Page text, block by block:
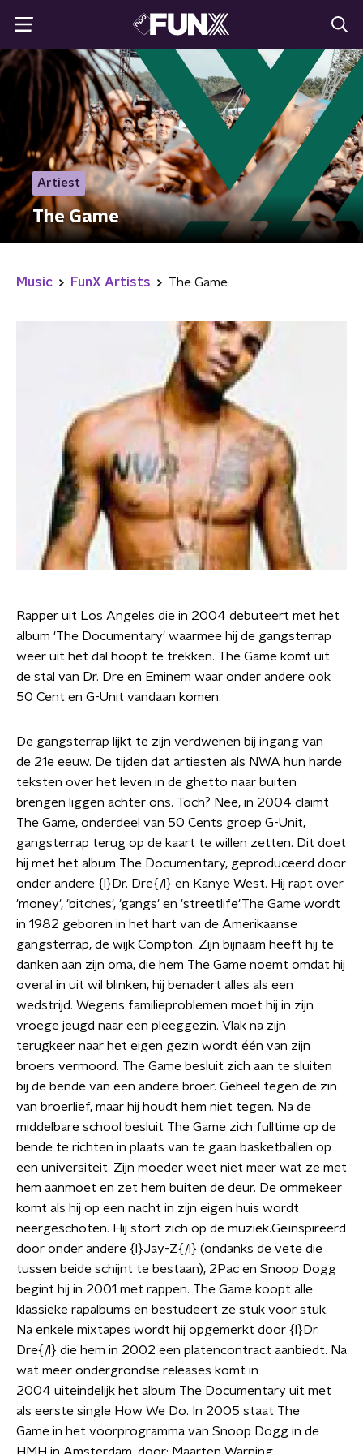
Artiest
The Game
Music FunX Artists The Game
Rapper uit Los Angeles die in 2004 debuteert met het
album 'The Documentary' waarmee hij de gangsterrap
weer uit het dal hoopt te trekken. The Game komt uit
de stal van Dr. Dre en Eminem waar onder andere ook
50 Cent en G-Unit vandaan komen.
De gangsterrap lijkt te zijn verdwenen bij ingang van
de 21e eeuw. De tijden dat artiesten als NWA hun harde
teksten over het leven in de ghetto naar buiten
brengen liggen achter ons. Toch? Nee, in 2004 claimt
The Game, onderdeel van 50 Cents groep G-Unit,
gangsterrap terug op de kaart te willen zetten. Dit doet
hij met het album The Documentary, geproduceerd door
onder andere {l}Dr. Dre{/l} en Kanye West. Hij rapt over
'money', 'bitches', 'gangs' en 'streetlife'.The Game wordt
in 1982 geboren in het hart van de Amerikaanse
gangsterrap, de wijk Compton. Zijn bijnaam heeft hij te
danken aan zijn oma, die hem The Game noemt omdat hij
overal in uit wil blinken, hij benadert alles als een
wedstrijd. Wegens familieproblemen moet hij in zijn
vroege jeugd naar een pleeggezin. Vlak na zijn
terugkeer naar het eigen gezin wordt één van zijn
broers vermoord. The Game besluit zich aan te sluiten
bij de bende van een andere broer. Geheel tegen de zin
van broerlief, maar hij houdt hem niet tegen. Na de
middelbare school besluit The Game zich fulltime op de
bende te richten in plaats van te gaan basketballen op
een universiteit. Zijn moeder weet niet meer wat ze met
hem aanmoet en zet hem buiten de deur. De ommekeer
komt als hij op een nacht in zijn eigen huis wordt
neergeschoten. Hij stort zich op de muziek.Geïnspireerd
door onder andere {l}Jay-Z{/l} (ondanks de vete die
tussen beide schijnt te bestaan), 2Pac en Snoop Dogg
begint hij in 2001 met rappen. The Game koopt alle
klassieke rapalbums en bestudeert ze stuk voor stuk.
Na enkele mixtapes wordt hij opgemerkt door {l}Dr.
Dre{/l} die hem in 2002 een platencontract aanbiedt. Na
wat meer ondergrondse releases komt in
2004 uiteindelijk het album The Documentary uit met
als eerste single How We Do. In 2005 staat The
Game in het voorprogramma van Snoop Dogg in de